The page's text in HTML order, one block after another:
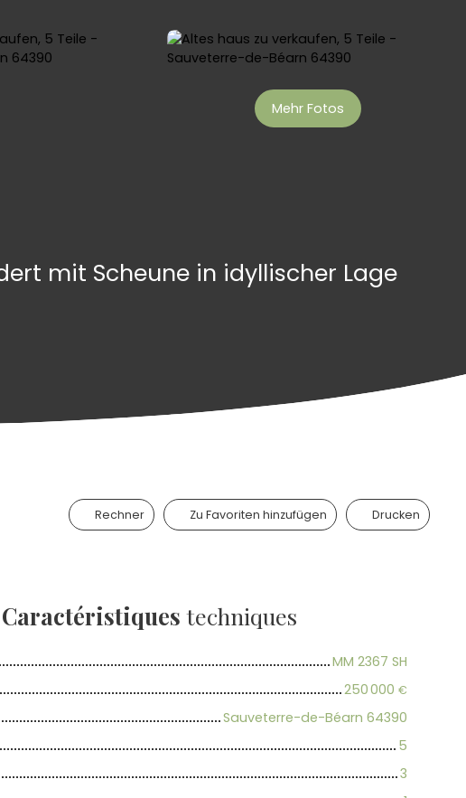
Mehr Fotos
mit Scheune in idyllischer Lage
Rechner Zu Favoriten hinzufügen Drucken
Caractéristiques techniques
MM 2367 SH
250 000 €
Sauveterre-de-Béarn 64390
5
3